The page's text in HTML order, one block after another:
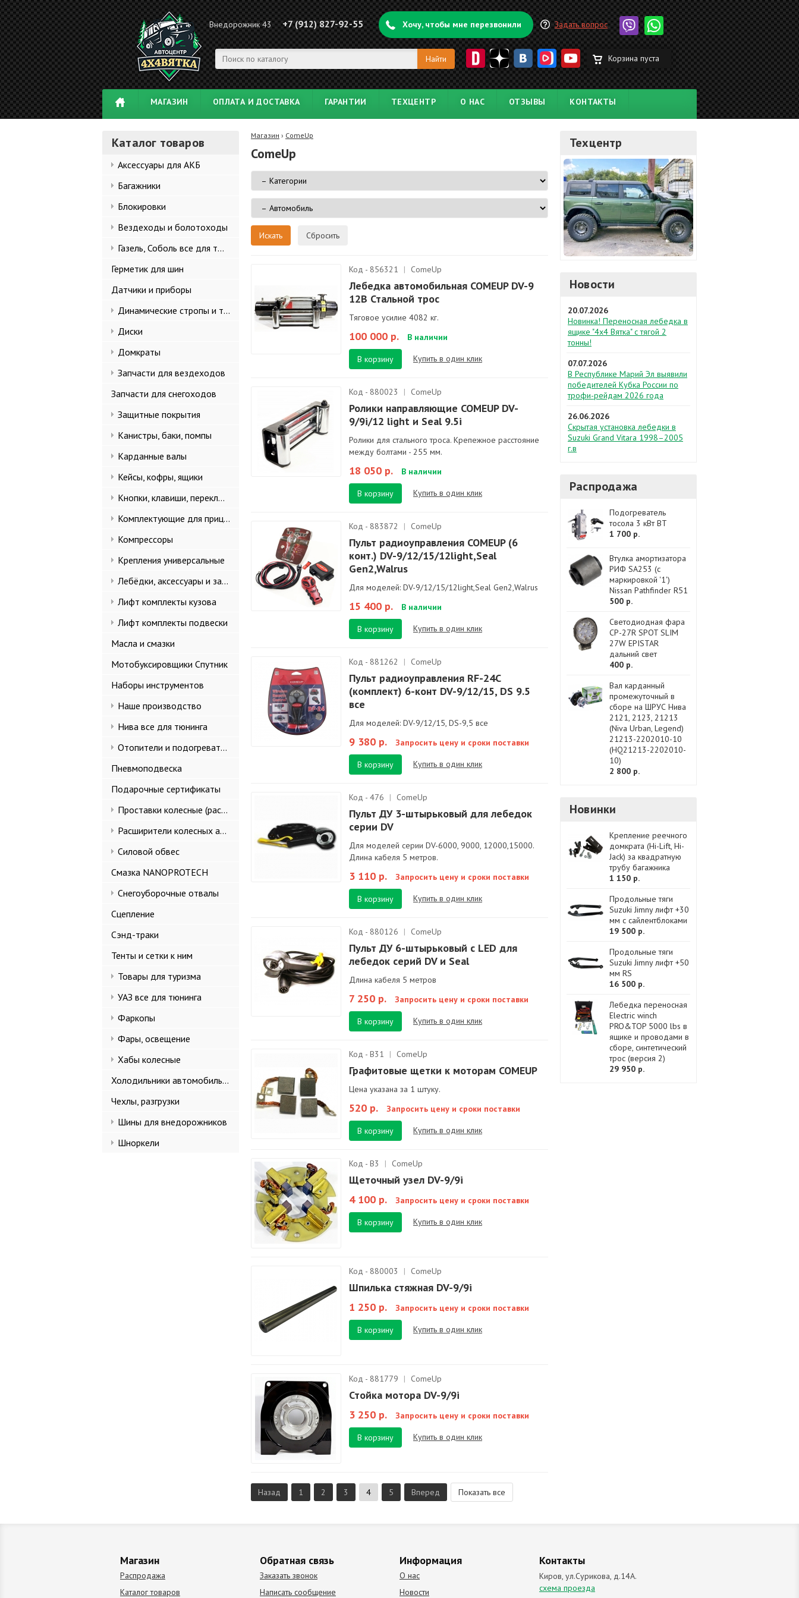
Внедорожник 43 +7 (912) 827-92-55 Хочу, чтобы мне перезвонили Задать вопрос
Корзина пуста
МАГАЗИН ОПЛАТА И ДОСТАВКА ГАРАНТИИ ТЕХЦЕНТР О НАС ОТЗЫВЫ КОНТАКТЫ
Каталог товаров
Аксессуары для АКБ
Багажники
Блокировки
Вездеходы и болотоходы
Газель, Соболь все для тюнинга
Герметик для шин
Датчики и приборы
Динамические стропы и такелаж
Диски
Домкраты
Запчасти для вездеходов
Запчасти для снегоходов
Защитные покрытия
Канистры, баки, помпы
Карданные валы
Кейсы, кофры, ящики
Кнопки, клавиши, переключатели
Комплектующие для прицепов
Компрессоры
Крепления универсальные
Лебёдки, аксессуары и запчасти
Лифт комплекты кузова
Лифт комплекты подвески
Масла и смазки
Мотобуксировщики Спутник
Наборы инструментов
Наше производство
Нива все для тюнинга
Отопители и подогреватели
Пневмоподвеска
Подарочные сертификаты
Проставки колесные (расширители колеи)
Расширители колесных арок и брызговики
Силовой обвес
Смазка NANOPROTECH
Снегоуборочные отвалы
Сцепление
Сэнд-траки
Тенты и сетки к ним
Товары для туризма
УАЗ все для тюнинга
Фаркопы
Фары, освещение
Хабы колесные
Холодильники автомобильные
Чехлы, разгрузки
Шины для внедорожников
Шноркели
Магазин › ComeUp
ComeUp
Сбросить
Код - 856321 | ComeUp
Лебедка автомобильная COMEUP DV-9
12В Стальной трос
Тяговое усилие 4082 кг.
100 000 р. В наличии
В корзину Купить в один клик
Код - 880023 | ComeUp
Ролики направляющие COMEUP DV-
9/9i/12 light и Seal 9.5i
Ролики для стального троса. Крепежное расстояние
между болтами - 255 мм.
18 050 р. В наличии
В корзину Купить в один клик
Код - 883872 | ComeUp
Пульт радиоуправления COMEUP (6
конт.) DV-9/12/15/12light,Seal
Gen2,Walrus
Для моделей: DV-9/12/15/12light,Seal Gen2,Walrus
15 400 р. В наличии
В корзину Купить в один клик
Код - 881262 | ComeUp
Пульт радиоуправления RF-24C
(комплект) 6-конт DV-9/12/15, DS 9.5
все
Для моделей: DV-9/12/15, DS-9,5 все
9 380 р. Запросить цену и сроки поставки
В корзину Купить в один клик
Код - 476 | ComeUp
Пульт ДУ 3-штырьковый для лебедок
серии DV
Для моделей серии DV-6000, 9000, 12000,15000.
Длина кабеля 5 метров.
3 110 р. Запросить цену и сроки поставки
В корзину Купить в один клик
Код - 880126 | ComeUp
Пульт ДУ 6-штырьковый c LED для
лебедок серий DV и Seal
Длина кабеля 5 метров
7 250 р. Запросить цену и сроки поставки
В корзину Купить в один клик
Код - B31 | ComeUp
Графитовые щетки к моторам COMEUP
Цена указана за 1 штуку.
520 р. Запросить цену и сроки поставки
В корзину Купить в один клик
Код - B3 | ComeUp
Щеточный узел DV-9/9i
4 100 р.
Запросить цену и сроки поставки
В корзину Купить в один клик
Код - 880003 | ComeUp
Шпилька стяжная DV-9/9i
1 250 р.
Запросить цену и сроки поставки
В корзину Купить в один клик
Код - 881779 | ComeUp
Стойка мотора DV-9/9i
3 250 р.
Запросить цену и сроки поставки
В корзину Купить в один клик
Назад 1 2 3 4 5 Вперед Показать все
Техцентр
Новости
20.07.2026
Новинка! Переносная лебедка в
ящике "4х4 Вятка" с тягой 2
тонны!
07.07.2026
В Республике Марий Эл выявили
победителей Кубка России по
трофи-рейдам 2026 года
26.06.2026
Скрытая установка лебедки в
Suzuki Grand Vitara 1998–2005
г.в
Распродажа
Подогреватель
тосола 3 кВт BT
1 700 р.
Втулка амортизатора
РИФ SA253 (с
маркировкой '1')
Nissan Pathfinder R51
500 р.
Светодиодная фара
CP-27R SPOT SLIM
27W EPISTAR
дальний свет
400 р.
Вал карданный
промежуточный в
сборе на ШРУС Нива
2121, 2123, 21213
(Niva Urban, Legend)
21213-2202010-10
(HQ21213-2202010-
10)
2 800 р.
Новинки
Крепление реечного
домкрата (Hi-Lift, Hi-
Jack) за квадратную
трубу багажника
1 150 р.
Продольные тяги
Suzuki Jimny лифт +30
мм с сайлентблоками
19 500 р.
Продольные тяги
Suzuki Jimny лифт +50
мм RS
16 500 р.
Лебедка переносная
Electric winch
PRO&TOP 5000 lbs в
ящике и проводами в
сборе, синтетический
трос (версия 2)
29 950 р.
Магазин
Распродажа
Каталог товаров
Обратная связь
Заказать звонок
Написать сообщение
Информация
О нас
Новости
Контакты
Киров, ул.Сурикова, д.14А.
схема проезда